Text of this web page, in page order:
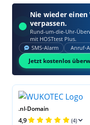
Nie wieder
verpassen.
Rund-um-die-Uhr-
mit HOSTtest Plus.
SMS‑Alarm
Jetzt kostenlos
.nl-Domain
4,9 (4)